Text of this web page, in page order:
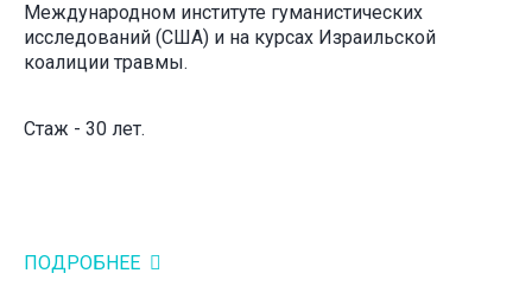
Международном институте гуманистических
исследований (США) и на курсах Израильской
коалиции травмы.
Стаж - 30 лет.
ПОДРОБНЕЕ